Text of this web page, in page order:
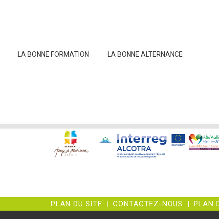
LA BONNE FORMATION LA BONNE ALTERNANCE
PLAN DU SITE | CONTACTEZ-NOUS | PLAN